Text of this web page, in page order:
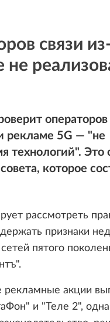
связи
операторов
рекламе 5G — "не
технологий". Это
которое
рассмотреть
признаки
пятого
рекламные акции
и "Теле 2",